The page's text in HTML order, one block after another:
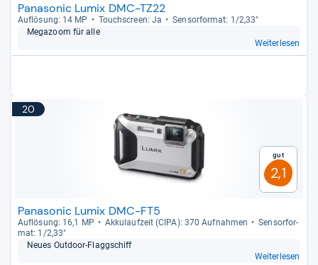
Panasonic Lumix DMC-TZ22
Auf­lö­sung: 14 MP Touch­s­creen: Ja
Sen­sor­for­mat: 1/2,33"
Mega­zoom für alle
Weiterlesen
20
Gut
2,1
Panasonic Lumix DMC-FT5
Auf­lö­sung: 16,1 MP Akku­lauf­zeit (CIPA): 370 Auf­nah­men
Sen­sor­for­
mat: 1/2,33"
Neues Out­door-​Flagg­schiff
Weiterlesen